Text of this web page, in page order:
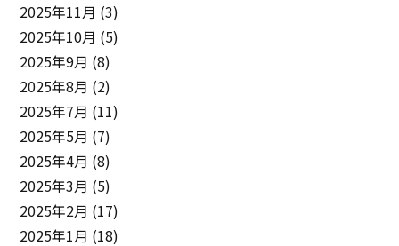
2025年11月 (3)
2025年10月 (5)
2025年9月 (8)
2025年8月 (2)
2025年7月 (11)
2025年5月 (7)
2025年4月 (8)
2025年3月 (5)
2025年2月 (17)
2025年1月 (18)